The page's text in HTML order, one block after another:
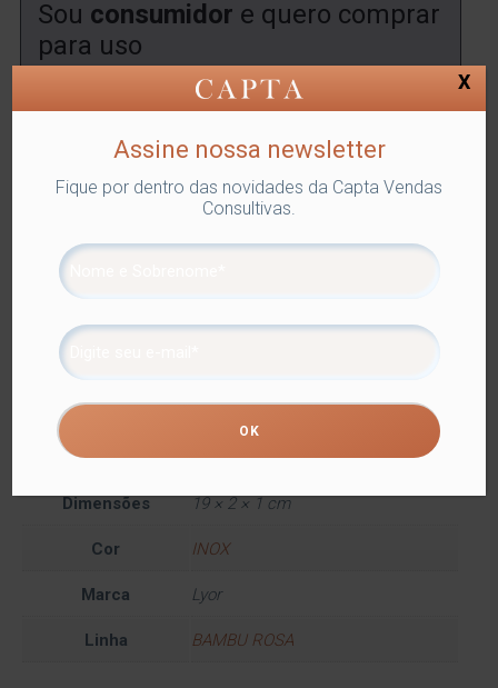
Sou consumidor e quero comprar
para uso
onde você poderá comprar este
ENCONTRAR
LYOR-1674
Utilidades
Domésticas
Compartilhe
Informação adicional
Informação adicional
Dimensões 19 × 2 × 1 cm
Cor INOX
Marca Lyor
Linha BAMBU ROSA
Assine nossa newsletter
Fique por dentro das novidades da Capta Vendas
Consultivas.
X